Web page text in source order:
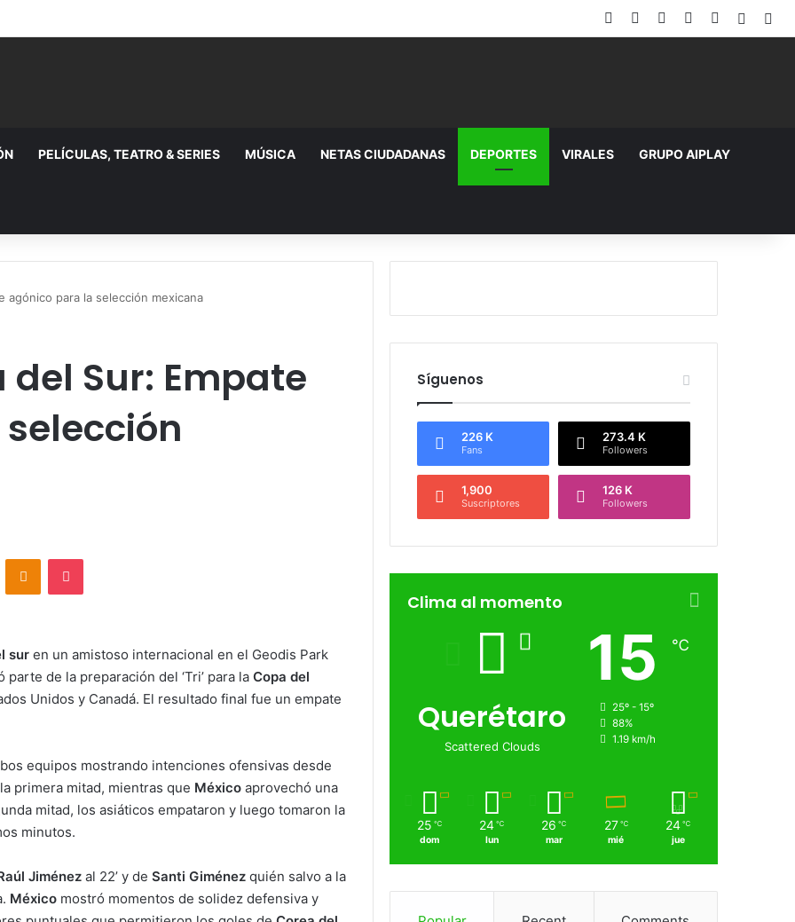
Facebook YouTubeInstagram
TikTok
PELÍCULAS, TEATRO & SERIES MÚSICA NETAS CIUDADANAS DEPORTES VIRALES GRUPO AIPLAY
agónico para la selección mexicana
del Sur: Empate
Odnoklassniki
Pocket
sur en un amistoso internacional en el Geodis Park
de la preparación del ‘Tri’ para la Copa del
Unidos y Canadá. El resultado final fue un empate
equipos mostrando intenciones ofensivas desde
primera mitad, mientras que México aprovechó una
mitad, los asiáticos empataron y luego tomaron la
minutos.
Jiménez al 22’ y de Santi Giménez quién salvo a la
México mostró momentos de solidez defensiva y
Síguenos
226 K
Fans
273.4 K
Followers
1,900
Suscriptores
126 K
Followers
Clima al momento
Querétaro
Scattered Clouds
15 ℃
25º - 15º
88%
1.19 km/h
25 ℃
dom
24 ℃
lun
26 ℃
mar
27 ℃
mié
24 ℃
jue